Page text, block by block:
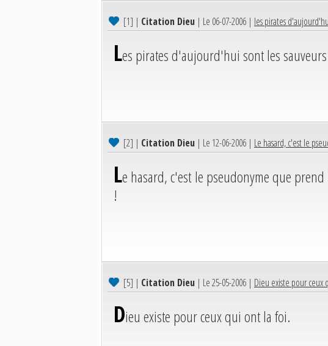
[1] | Citation Dieu | Le 06-07-2006 | les pirates
Les pirates d'aujourd'hui sont les
[2] | Citation Dieu | Le 12-06-2006 | Le hasard, c'est le
Le hasard, c'est le pseudonyme que
!
[5] | Citation Dieu | Le 25-05-2006 | Dieu existe pour ceux
Dieu existe pour ceux qui ont la foi.